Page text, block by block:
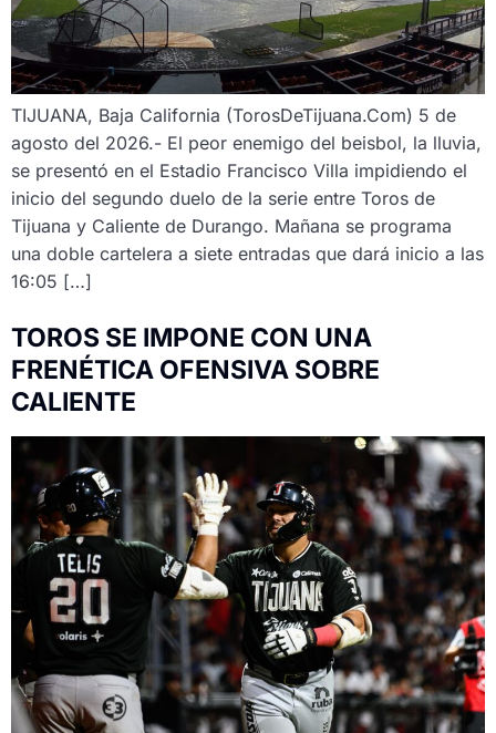
TIJUANA, Baja California (TorosDeTijuana.Com) 5 de
agosto del 2026.- El peor enemigo del beisbol, la lluvia,
se presentó en el Estadio Francisco Villa impidiendo el
inicio del segundo duelo de la serie entre Toros de
Tijuana y Caliente de Durango. Mañana se programa
una doble cartelera a siete entradas que dará inicio a las
16:05 […]
TOROS SE IMPONE CON UNA
FRENÉTICA OFENSIVA SOBRE
CALIENTE